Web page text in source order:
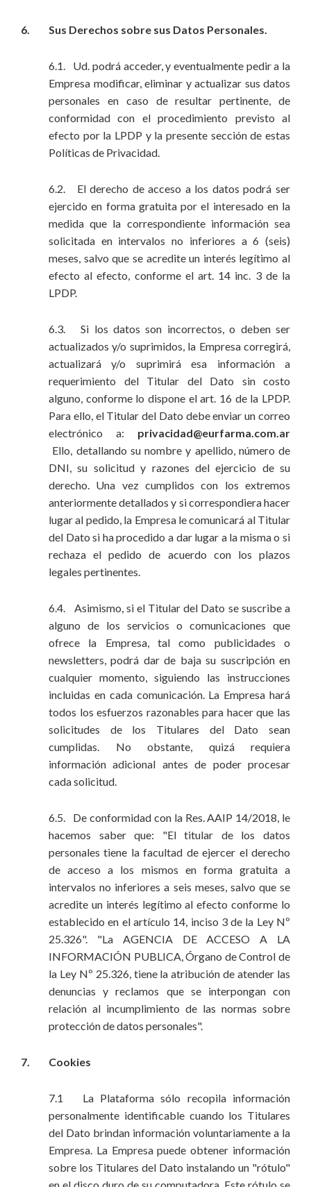
6. Sus Derechos sobre sus Datos Personales.
6.1. Ud. podrá acceder, y eventualmente pedir a la
Empresa modificar, eliminar y actualizar sus datos
personales en caso de resultar pertinente, de
conformidad con el procedimiento previsto al
efecto por la LPDP y la presente sección de estas
Políticas de Privacidad.
6.2. El derecho de acceso a los datos podrá ser
ejercido en forma gratuita por el interesado en la
medida que la correspondiente información sea
solicitada en intervalos no inferiores a 6 (seis)
meses, salvo que se acredite un interés legítimo al
efecto al efecto, conforme el art. 14 inc. 3 de la
LPDP.
6.3. Si los datos son incorrectos, o deben ser
actualizados y/o suprimidos, la Empresa corregirá,
actualizará y/o suprimirá esa información a
requerimiento del Titular del Dato sin costo
alguno, conforme lo dispone el art. 16 de la LPDP.
Para ello, el Titular del Dato debe enviar un correo
electrónico a: privacidad@eurfarma.com.ar
Ello, detallando su nombre y apellido, número de
DNI, su solicitud y razones del ejercicio de su
derecho. Una vez cumplidos con los extremos
anteriormente detallados y si correspondiera hacer
lugar al pedido, la Empresa le comunicará al Titular
del Dato si ha procedido a dar lugar a la misma o si
rechaza el pedido de acuerdo con los plazos
legales pertinentes.
6.4. Asimismo, si el Titular del Dato se suscribe a
alguno de los servicios o comunicaciones que
ofrece la Empresa, tal como publicidades o
newsletters, podrá dar de baja su suscripción en
cualquier momento, siguiendo las instrucciones
incluidas en cada comunicación. La Empresa hará
todos los esfuerzos razonables para hacer que las
solicitudes de los Titulares del Dato sean
cumplidas. No obstante, quizá requiera
información adicional antes de poder procesar
cada solicitud.
6.5. De conformidad con la Res. AAIP 14/2018, le
hacemos saber que: "El titular de los datos
personales tiene la facultad de ejercer el derecho
de acceso a los mismos en forma gratuita a
intervalos no inferiores a seis meses, salvo que se
acredite un interés legítimo al efecto conforme lo
establecido en el artículo 14, inciso 3 de la Ley Nº
25.326". "La AGENCIA DE ACCESO A LA
INFORMACIÓN PUBLICA, Órgano de Control de
la Ley Nº 25.326, tiene la atribución de atender las
denuncias y reclamos que se interpongan con
relación al incumplimiento de las normas sobre
protección de datos personales".
7. Cookies
7.1 La Plataforma sólo recopila información
personalmente identificable cuando los Titulares
del Dato brindan información voluntariamente a la
Empresa. La Empresa puede obtener información
sobre los Titulares del Dato instalando un "rótulo"